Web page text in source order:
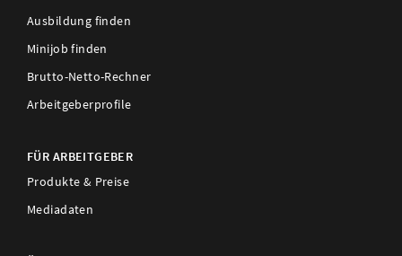
Ausbildung finden
Minijob finden
Brutto-Netto-Rechner
Arbeitgeberprofile
FÜR ARBEITGEBER
Produkte & Preise
Mediadaten